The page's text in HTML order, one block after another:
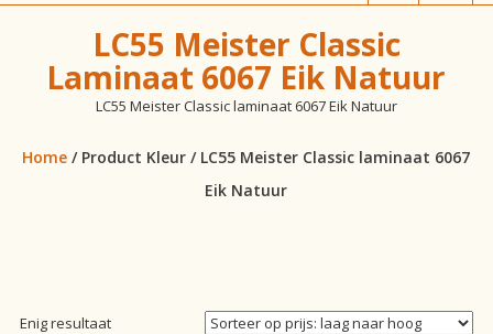
vloeren!
LC55 Meister Classic
Laminaat 6067 Eik Natuur
LC55 Meister Classic laminaat 6067 Eik Natuur
Home / Product Kleur / LC55 Meister Classic laminaat 6067
Eik Natuur
Enig resultaat